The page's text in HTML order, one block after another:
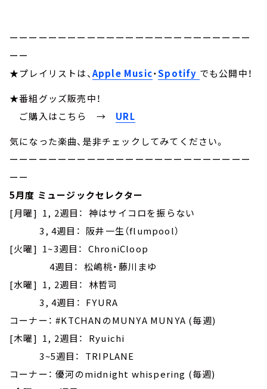
ーーーーーーーーーーーーーーーーーーーーーーーーー
ーー
★プレイリストは、Apple Music・Spotify でも公開中！
★番組グッズ販売中！
ご購入はこちら → URL
気になった楽曲、是非チェックしてみてください。
ーーーーーーーーーーーーーーーーーーーーーーーーー
ーー
5月度 ミュージックセレクター
[月曜] 1, 2週目： 神はサイコロを振らない
3, 4週目： 阪井一生（flumpool）
[火曜] 1~3週目： ChroniCloop
4週目： 松嶋桃・藤川まゆ
[水曜] 1, 2週目： 林哲司
3, 4週目： FYURA
コーナー： #KTCHANのMUNYA MUNYA (毎週)
[木曜] 1, 2週目： Ryuichi
3~5週目： TRIPLANE
コーナー： 優河のmidnight whispering (毎週)